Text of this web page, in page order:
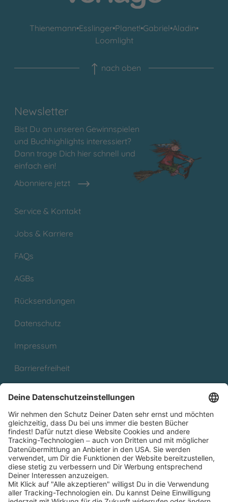
Thienemann•Esslinger•Planet!•Gabriel•Aladin•
Loomlight
nach oben
Newsletter
Bist Du an unseren Gewinnspielen
und Buchhighlights interessiert?
Dann trage Dich hier schnell und
einfach ein!
Abonniere jetzt
Service & Kontakt
Jobs & Karriere
FAQs
AGBs
Rücksendungen
Datenschutz
Impressum
Barrierefreiheit
Partnerprogramm (Affiliate)
Folge uns auf